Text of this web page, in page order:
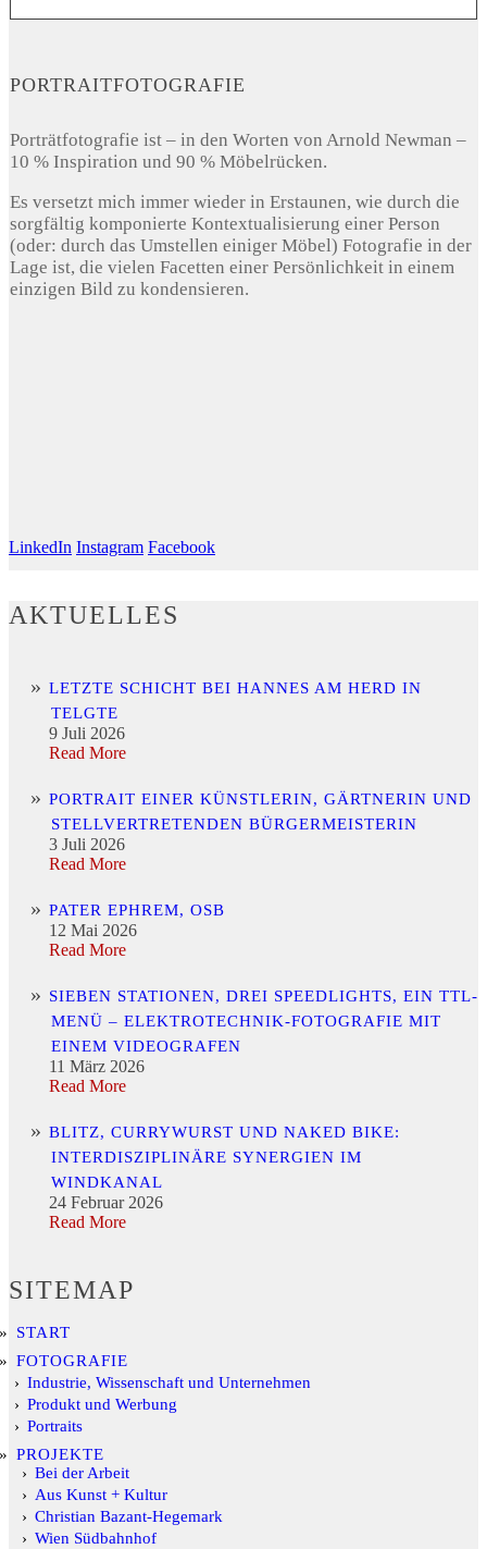
PORTRAITFOTOGRAFIE
Porträtfotografie ist – in den Worten von Arnold Newman –
10 % Inspiration und 90 % Möbelrücken.
Es versetzt mich immer wieder in Erstaunen, wie durch die
sorgfältig komponierte Kontextualisierung einer Person
(oder: durch das Umstellen einiger Möbel) Fotografie in der
Lage ist, die vielen Facetten einer Persönlichkeit in einem
einzigen Bild zu kondensieren.
LinkedIn Instagram Facebook
AKTUELLES
LETZTE SCHICHT BEI HANNES AM HERD IN
TELGTE
9 Juli 2026
Read More
PORTRAIT EINER KÜNSTLERIN, GÄRTNERIN UND
STELLVERTRETENDEN BÜRGERMEISTERIN
3 Juli 2026
Read More
PATER EPHREM, OSB
12 Mai 2026
Read More
SIEBEN STATIONEN, DREI SPEEDLIGHTS, EIN TTL-
MENÜ – ELEKTROTECHNIK-FOTOGRAFIE MIT
EINEM VIDEOGRAFEN
11 März 2026
Read More
BLITZ, CURRYWURST UND NAKED BIKE:
INTERDISZIPLINÄRE SYNERGIEN IM
WINDKANAL
24 Februar 2026
Read More
SITEMAP
START
FOTOGRAFIE
Industrie, Wissenschaft und Unternehmen
Produkt und Werbung
Portraits
PROJEKTE
Bei der Arbeit
Aus Kunst + Kultur
Christian Bazant-Hegemark
Wien Südbahnhof